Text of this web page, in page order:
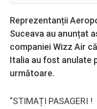
Reprezentanții
Suceava au anunțat
companiei Wizz Air
Italia au fost anulate
următoare.
"STIMAȚI PASAGERI !